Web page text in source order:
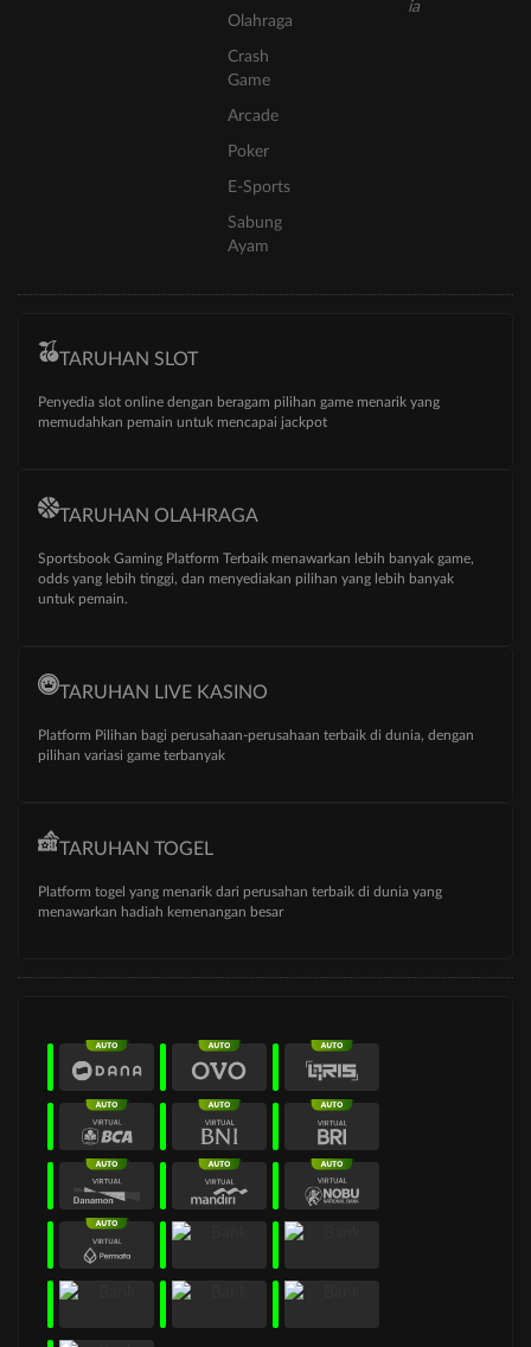
Olahraga
Crash
Game
Arcade
Poker
E-Sports
Sabung
Ayam
TARUHAN SLOT
Penyedia slot online dengan beragam pilihan game menarik yang
memudahkan pemain untuk mencapai jackpot
TARUHAN OLAHRAGA
Sportsbook Gaming Platform Terbaik menawarkan lebih banyak game,
odds yang lebih tinggi, dan menyediakan pilihan yang lebih banyak
untuk pemain.
TARUHAN LIVE KASINO
Platform Pilihan bagi perusahaan-perusahaan terbaik di dunia, dengan
pilihan variasi game terbanyak
TARUHAN TOGEL
Platform togel yang menarik dari perusahan terbaik di dunia yang
menawarkan hadiah kemenangan besar